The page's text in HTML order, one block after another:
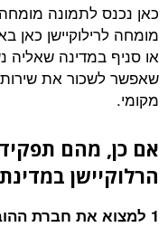
כאן נכנס לתמונה
מומחה לרילוקיישן כאן
או סניף במדינה שאליה
שאפשר לשכור את
מקומי.
אם כן, מהם
הרלוקיישן
1 למצוא את חברת ההובלה האמינה: